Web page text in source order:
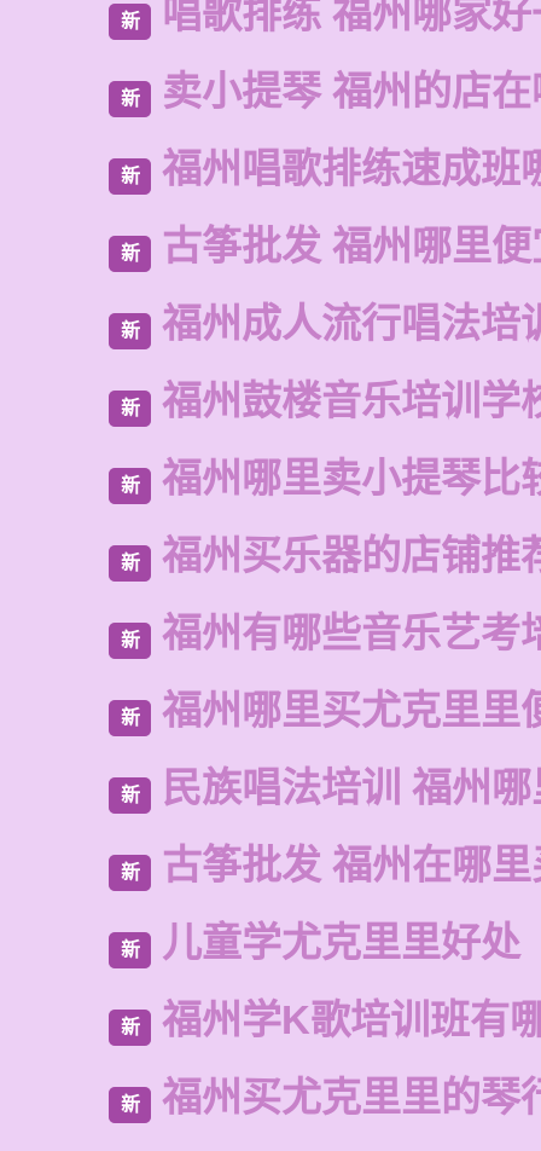
新 唱歌排练 福州哪家
新 卖小提琴 福州的店
新 福州唱歌排练速成班
新 古筝批发 福州哪里
新 福州成人流行唱法培
新 福州鼓楼音乐培训学
新 福州哪里卖小提琴比
新 福州买乐器的店铺推
新 福州有哪些音乐艺考
新 福州哪里买尤克里里
新 民族唱法培训 福州
新 古筝批发 福州在哪
新 儿童学尤克里里好处
新 福州学K歌培训班有
新 福州买尤克里里的琴